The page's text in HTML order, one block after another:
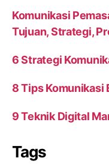
Komunikasi
Tujuan, Strategi,
6 Strategi
8 Tips Komunikasi
9 Teknik Digital
Tags